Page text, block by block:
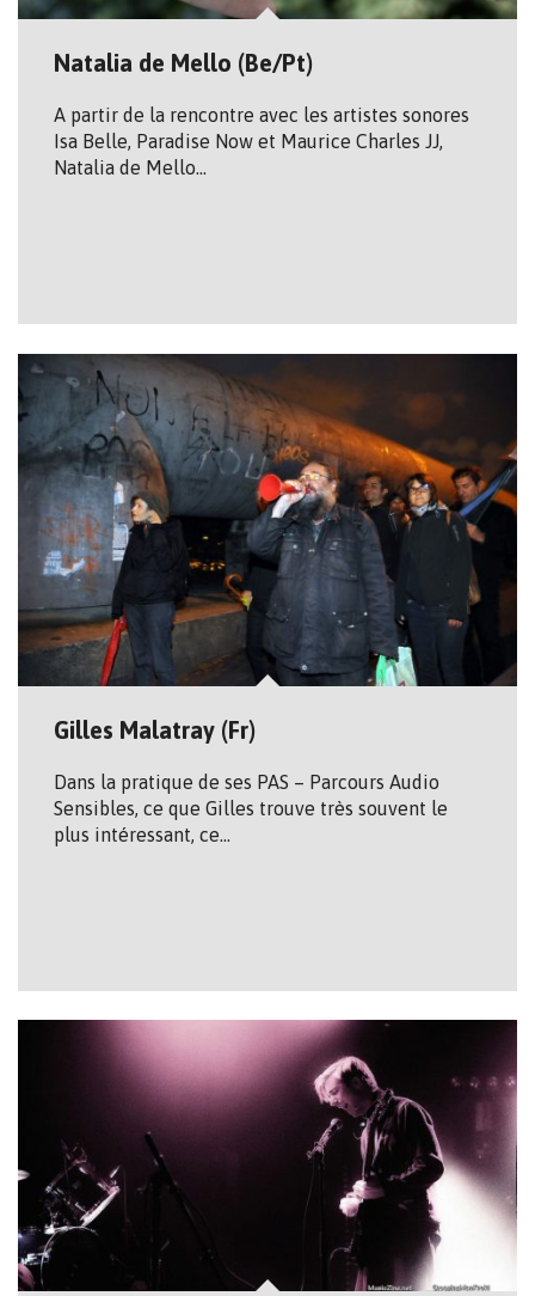
Natalia de Mello (Be/Pt)
A partir de la rencontre avec les artistes sonores
Isa Belle, Paradise Now et Maurice Charles JJ,
Natalia de Mello…
Gilles Malatray (Fr)
Dans la pratique de ses PAS – Parcours Audio
Sensibles, ce que Gilles trouve très souvent le
plus intéressant, ce…